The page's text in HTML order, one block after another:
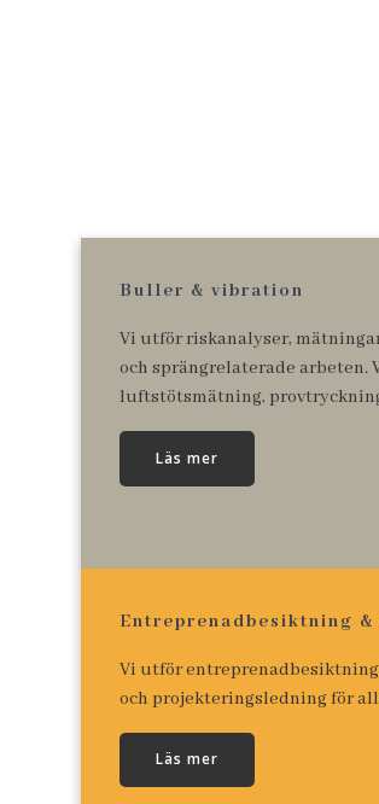
Buller & vibration
Vi utför riskanalyser,
och sprängrelaterade arbeten.
luftstötsmätning,
Läs mer
Entreprenadbesiktning &
Vi utför
och projekteringsledning för
Läs mer